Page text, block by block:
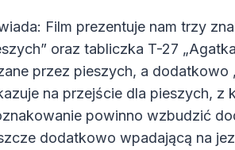
Film prezentuje nam trzy
oraz tabliczka T-27
przez pieszych, a dodatkowo
na przejście dla pieszych,
powinno wzbudzić
dodatkowo wpadającą na